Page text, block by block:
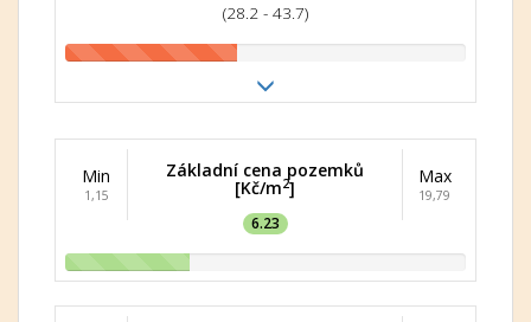
(28.2 - 43.7)
Min
1,15
Základní cena pozemků
[Kč/m2]
6.23
Max
19,79